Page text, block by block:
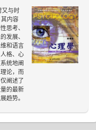
又与时
内容
思考、
发展、
和语言
格、心
统地阐
论，而
阐述了
的最新
趋势。